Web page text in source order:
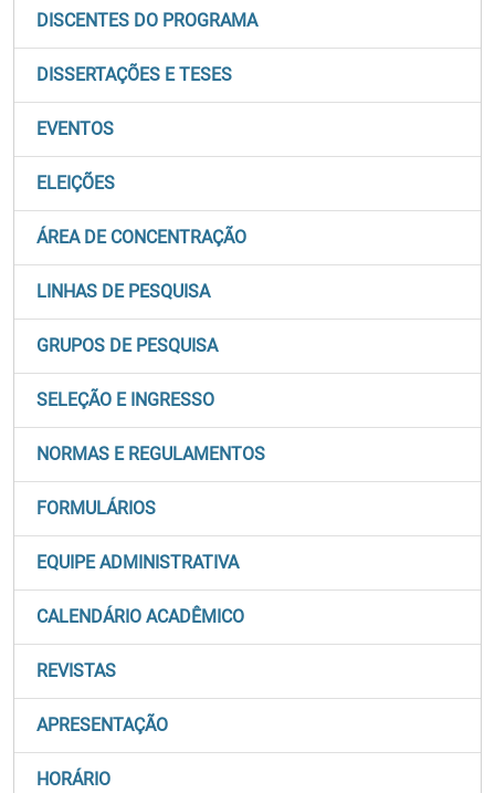
DISCENTES DO PROGRAMA
DISSERTAÇÕES E TESES
EVENTOS
ELEIÇÕES
ÁREA DE CONCENTRAÇÃO
LINHAS DE PESQUISA
GRUPOS DE PESQUISA
SELEÇÃO E INGRESSO
NORMAS E REGULAMENTOS
FORMULÁRIOS
EQUIPE ADMINISTRATIVA
CALENDÁRIO ACADÊMICO
REVISTAS
APRESENTAÇÃO
HORÁRIO